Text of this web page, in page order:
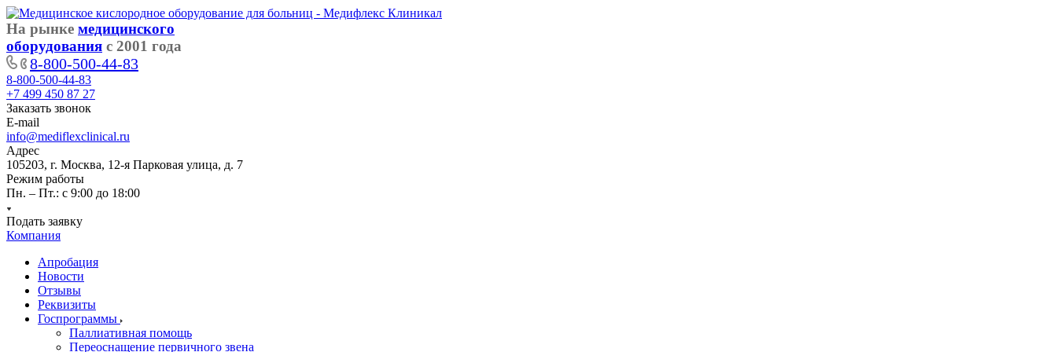
На рынке медицинского
оборудования с 2001 года
8-800-500-44-83
8-800-500-44-83
+7 499 450 87 27
Заказать звонок
E-mail
info@mediflexclinical.ru
Адрес
105203, г. Москва, 12-я Парковая улица, д. 7
Режим работы
Пн. – Пт.: с 9:00 до 18:00
Подать заявку
Компания
Апробация
Новости
Отзывы
Реквизиты
Госпрограммы
Паллиативная помощь
Переоснащение первичного звена